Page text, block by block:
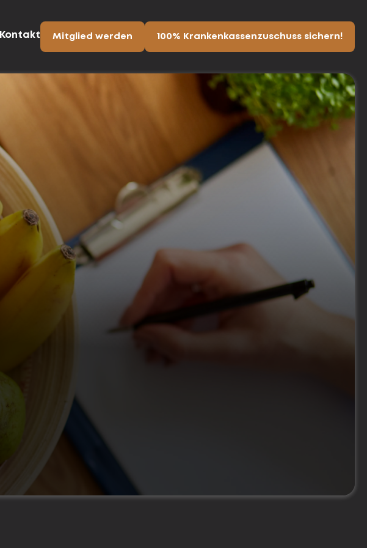
Kontakt Mitglied werden 100% Krankenkassenzuschuss sichern!